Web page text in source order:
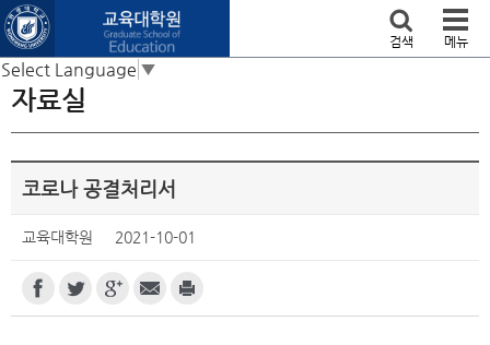
본문 바로가기
Select Language ▼
검색 메뉴
자료실
코로나 공결처리서
교육대학원 2021-10-01